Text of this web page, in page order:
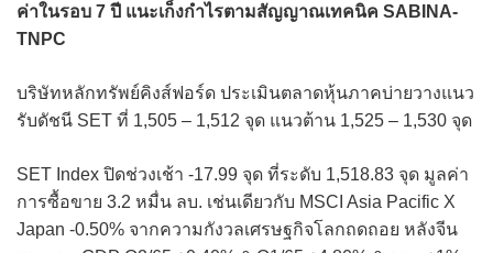
ค่าในรอบ 7 ปี แนะเก็งกำไรตามสัญญาณเทคนิค SABINA-
TNPC
บริษัทหลักทรัพย์คิงส์ฟอร์ด ประเมินตลาดหุ้นภาคบ่ายวางแนว
รับดัชนี SET ที่ 1,505 – 1,512 จุด แนวต้าน 1,525 – 1,530 จุด
SET Index ปิดช่วงเช้า -17.99 จุด ที่ระดับ 1,518.83 จุด มูลค่า
การซื้อขาย 3.2 หมื่น ลบ. เช่นเดียวกับ MSCI Asia Pacific X
Japan -0.50% จากความกังวลเศรษฐกิจโลกถดถอย หลังจีน